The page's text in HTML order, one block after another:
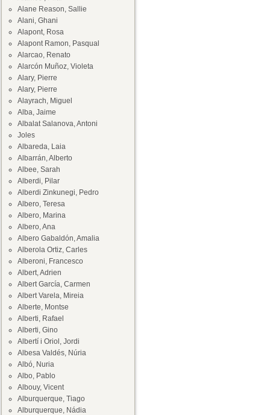
Alane Reason, Sallie
Alani, Ghani
Alapont, Rosa
Alapont Ramon, Pasqual
Alarcao, Renato
Alarcón Muñoz, Violeta
Alary, Pierre
Alary, Pierre
Alayrach, Miguel
Alba, Jaime
Albalat Salanova, Antoni
Joles
Albareda, Laia
Albarrán, Alberto
Albee, Sarah
Alberdi, Pilar
Alberdi Zinkunegi, Pedro
Albero, Teresa
Albero, Marina
Albero, Ana
Albero Gabaldón, Amalia
Alberola Ortiz, Carles
Alberoni, Francesco
Albert, Adrien
Albert García, Carmen
Albert Varela, Mireia
Alberte, Montse
Alberti, Rafael
Alberti, Gino
Albertí i Oriol, Jordi
Albesa Valdés, Núria
Albó, Nuria
Albo, Pablo
Albouy, Vicent
Alburquerque, Tiago
Alburquerque, Nádia